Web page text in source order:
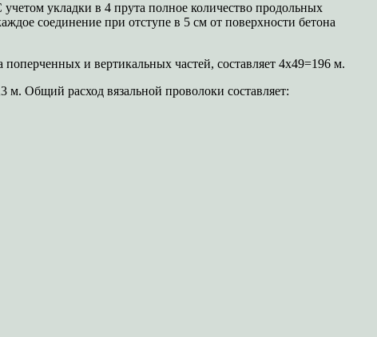
укладки в 4 прута полное количество продольных
соединение при отступе в 5 см от поверхности бетона
и вертикальных частей, составляет 4х49=196 м.
м. Общий расход вязальной проволоки составляет: